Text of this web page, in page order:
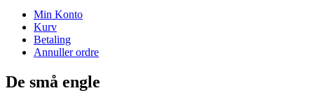
Min Konto
Kurv
Betaling
Annuller ordre
De små engle